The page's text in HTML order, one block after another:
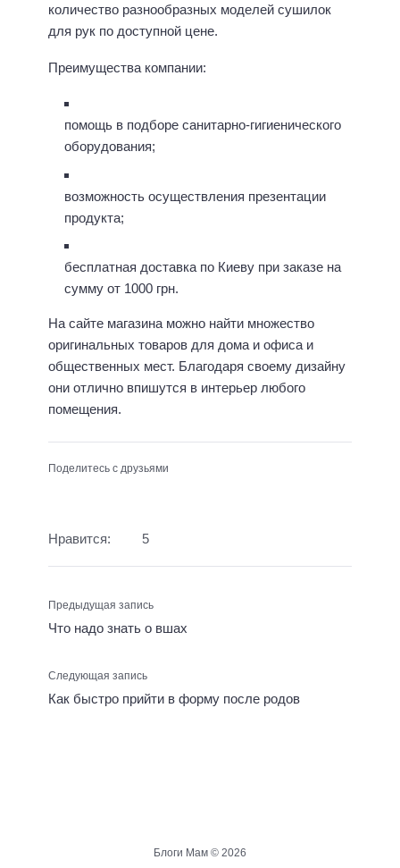
количество разнообразных моделей сушилок
для рук по доступной цене.
Преимущества компании:
помощь в подборе санитарно-гигиенического
оборудования;
возможность осуществления презентации
продукта;
бесплатная доставка по Киеву при заказе на
сумму от 1000 грн.
На сайте магазина можно найти множество
оригинальных товаров для дома и офиса и
общественных мест. Благодаря своему дизайну
они отлично впишутся в интерьер любого
помещения.
Поделитесь с друзьями
Нравится: 5
Предыдущая запись
Что надо знать о вшах
Следующая запись
Как быстро прийти в форму после родов
Блоги Мам © 2026